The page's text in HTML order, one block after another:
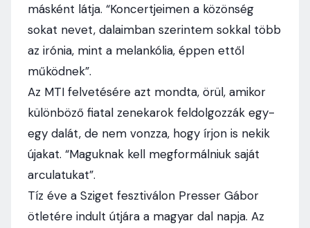
másként látja. “Koncertjeimen a közönség
sokat nevet, dalaimban szerintem sokkal több
az irónia, mint a melankólia, éppen ettől
működnek”.
Az MTI felvetésére azt mondta, örül, amikor
különböző fiatal zenekarok feldolgozzák egy-
egy dalát, de nem vonzza, hogy írjon is nekik
újakat. “Maguknak kell megformálniuk saját
arculatukat”.
Tíz éve a Sziget fesztiválon Presser Gábor
ötletére indult útjára a magyar dal napja. Az